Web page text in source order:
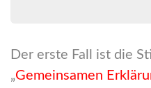
Der erste Fall ist die
„Gemeinsamen